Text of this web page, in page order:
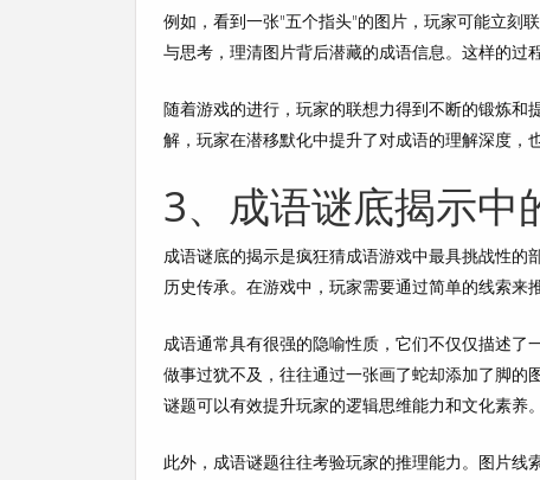
例如，看到一张"五个指头"的图片，玩家可能立刻
与思考，理清图片背后潜藏的成语信息。这样的过
随着游戏的进行，玩家的联想力得到不断的锻炼
解，玩家在潜移默化中提升了对成语的理解深度，
3、成语谜底揭示中
成语谜底的揭示是疯狂猜成语游戏中最具挑战性
历史传承。在游戏中，玩家需要通过简单的线索来
成语通常具有很强的隐喻性质，它们不仅仅描述
做事过犹不及，往往通过一张画了蛇却添加了脚
谜题可以有效提升玩家的逻辑思维能力和文化素养。
此外，成语谜题往往考验玩家的推理能力。图片